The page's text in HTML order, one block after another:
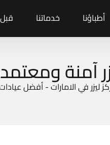
أطباؤنا خدماتنا
آمنة
ليزر في الامارات-أفضل